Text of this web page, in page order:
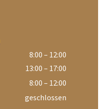
8:00 – 12:00
13:00 – 17:00
8:00 – 12:00
geschlossen